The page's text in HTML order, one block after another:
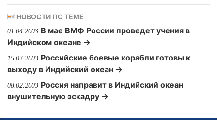
НОВОСТИ ПО ТЕМЕ
01.04.2003 В мае ВМФ России проведет учения в
Индийском океане →
15.03.2003 Российские боевые корабли готовы к
выходу в Индийский океан →
08.02.2003 Россия направит в Индийский океан
внушительную эскадру →